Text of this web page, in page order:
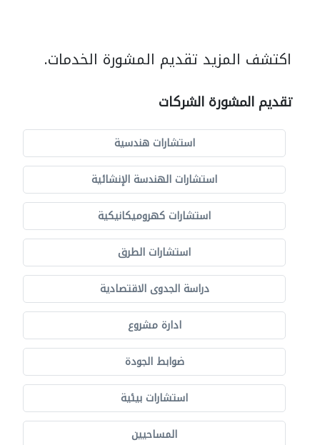
اكتشف المزيد تقديم المشورة الخدمات.
تقديم المشورة الشركات
استشارات هندسية
استشارات الهندسة الإنشائية
استشارات كهروميكانيكية
استشارات الطرق
دراسة الجدوى الاقتصادية
ادارة مشروع
ضوابط الجودة
استشارات بيئية
المساحيين